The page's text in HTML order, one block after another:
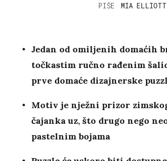
PIŠE MIA ELLIOTT
Jedan od omiljenih domaćih
točkastim ručno rađenim
prve domaće dizajnerske
Motiv je nježni prizor
čajanka uz, što drugo nego
pastelnim bojama